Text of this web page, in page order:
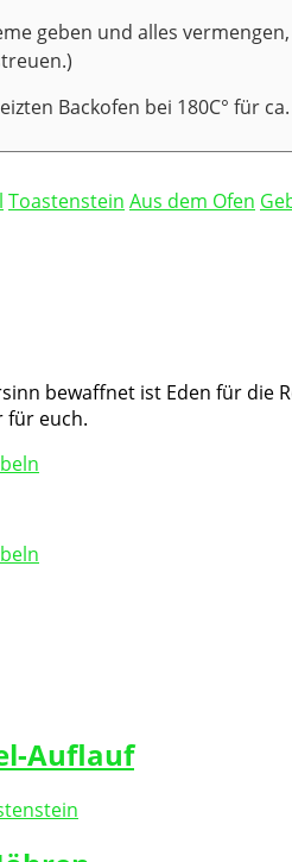
geben und alles
Backofen bei 180C° für
Toastenstein Aus dem Ofen
bewaffnet ist Eden für
für euch.
Auflauf